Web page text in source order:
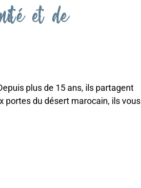
et de
plus de 15 ans, ils partagent
portes du désert marocain, ils vous